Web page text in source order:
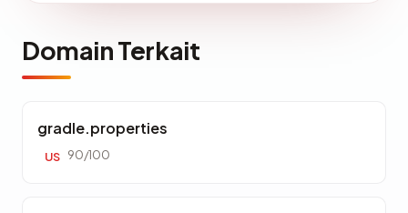
Domain Terkait
gradle.properties
US 90/100